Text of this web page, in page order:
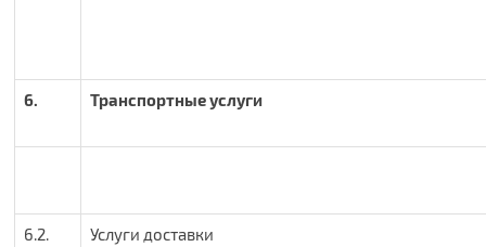
6. Транспортные услуги
6.2. Услуги доставки